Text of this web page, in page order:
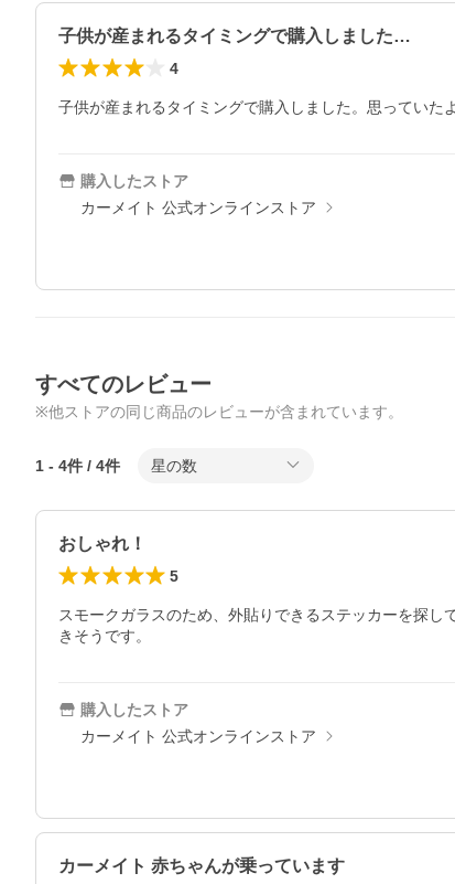
子供が産まれるタイミングで購入しました…
4
子供が産まれるタイミングで購入しました。思っていた
購入したストア
カーメイト 公式オンラインストア
すべてのレビュー
※他ストアの同じ商品のレビューが含まれています。
1 - 4件 / 4件 星の数
おしゃれ！
5
スモークガラスのため、外貼りできるステッカーを探
きそうです。
購入したストア
カーメイト 公式オンラインストア
カーメイト 赤ちゃんが乗っています